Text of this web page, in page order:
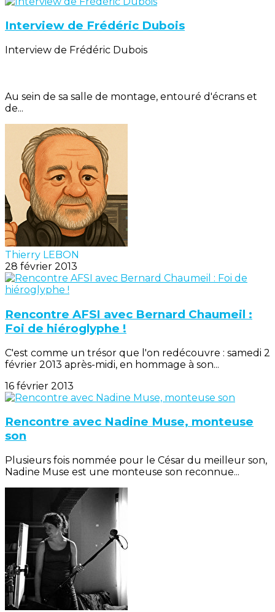
Interview de Frédéric Dubois
Interview de Frédéric Dubois
Au sein de sa salle de montage, entouré d'écrans et
de...
Thierry LEBON
28 février 2013
Rencontre AFSI avec Bernard Chaumeil :
Foi de hiéroglyphe !
C'est comme un trésor que l'on redécouvre : samedi 2
février 2013 après-midi, en hommage à son...
16 février 2013
Rencontre avec Nadine Muse, monteuse
son
Plusieurs fois nommée pour le César du meilleur son,
Nadine Muse est une monteuse son reconnue...